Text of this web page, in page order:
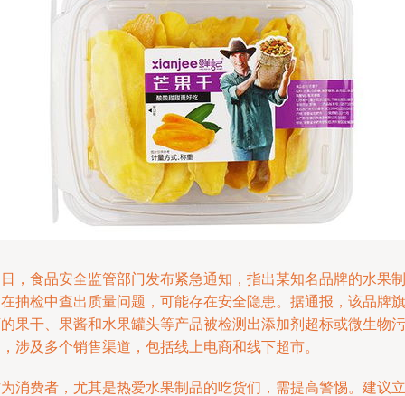
，食品安全监管部门发布紧急通知，指出某知名品牌的水果制
抽检中查出质量问题，可能存在安全隐患。据通报，该品牌旗
果干、果酱和水果罐头等产品被检测出添加剂超标或微生物污
涉及多个销售渠道，包括线上电商和线下超市。
消费者，尤其是热爱水果制品的吃货们，需提高警惕。建议立